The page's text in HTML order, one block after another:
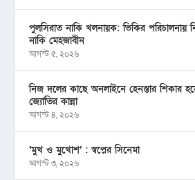
পুলসিরাত নাকি খলনায়ক: ভিকির পরিচালনায়
নাকি মেহজাবীন
আগস্ট ৫, ২০২৬
নিজ দলের কাছে অনলাইনে হেনস্তার শিকার
জ্যোতির কান্না
আগস্ট ৪, ২০২৬
‘মুখ ও মু্খোশ’ : স্বপ্নের সিনেমা
আগস্ট ৩, ২০২৬